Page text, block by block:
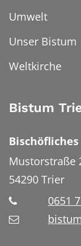
Umwelt
Unser Bistum
Weltkirche
Bistum
Mustorstraße
54290 Trier
0651